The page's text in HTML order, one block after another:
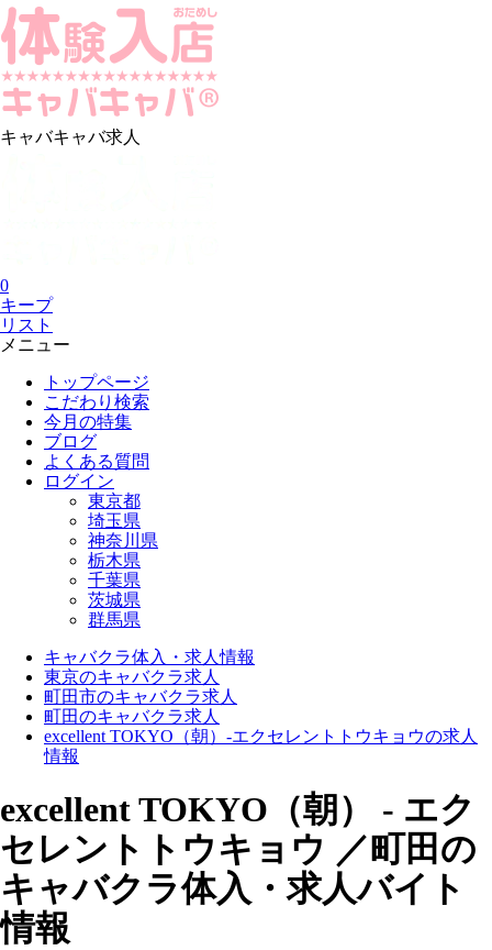
キャバキャバ求人
0
キープ
リスト
メニュー
トップページ
こだわり検索
今月の特集
ブログ
よくある質問
ログイン
東京都
埼玉県
神奈川県
栃木県
千葉県
茨城県
群馬県
キャバクラ体入・求人情報
東京のキャバクラ求人
町田市のキャバクラ求人
町田のキャバクラ求人
excellent TOKYO（朝）-エクセレントトウキョウの求人
情報
excellent TOKYO（朝） - エク
セレントトウキョウ ／町田の
キャバクラ体入・求人バイト
情報